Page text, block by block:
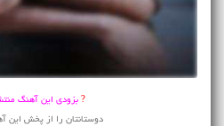
? بزودی این آهنگ
دوستانتان را از پخش این